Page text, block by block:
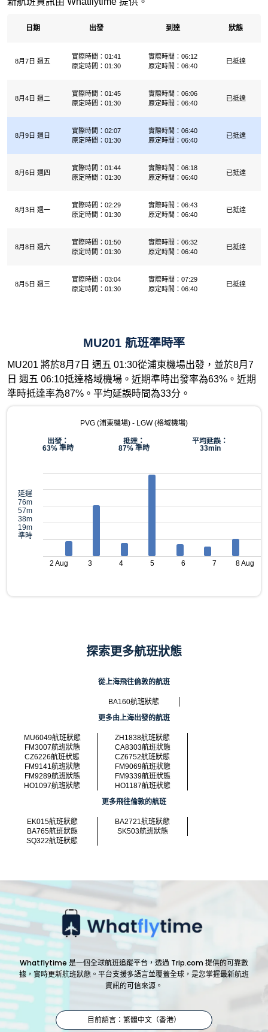
日期 出發 到達 狀態
8月7日 週五
實際時間：01:41
原定時間：01:30
實際時間：06:12
原定時間：06:40
已抵達
8月4日 週二
實際時間：01:45
原定時間：01:30
實際時間：06:06
原定時間：06:40
已抵達
8月9日 週日
實際時間：02:07
原定時間：01:30
實際時間：06:40
原定時間：06:40
已抵達
8月6日 週四
實際時間：01:44
原定時間：01:30
實際時間：06:18
原定時間：06:40
已抵達
8月3日 週一
實際時間：02:29
原定時間：01:30
實際時間：06:43
原定時間：06:40
已抵達
8月8日 週六
實際時間：01:50
原定時間：01:30
實際時間：06:32
原定時間：06:40
已抵達
8月5日 週三
實際時間：03:04
原定時間：01:30
實際時間：07:29
原定時間：06:40
已抵達
MU201 航班準時率
MU201 將於8月7日 週五 01:30從浦東機場出發，並於8月7
日 週五 06:10抵達格域機場。近期準時出發率為63%。近期
準時抵達率為87%。平均延誤時間為33分。
PVG (浦東機場) - LGW (格域機場)
出發：
63% 準時
抵達：
87% 準時
平均延誤：
33min
延遲
76m
57m
38m
19m
準時
2 Aug 3 4 5 6 7 8 Aug
探索更多航班狀態
從上海飛往倫敦的航班
BA160航班狀態
更多由上海出發的航班
MU6049航班狀態
ZH1838航班狀態
FM3007航班狀態
CA8303航班狀態
CZ6226航班狀態
CZ6752航班狀態
FM9141航班狀態
FM9069航班狀態
FM9289航班狀態
FM9339航班狀態
HO1097航班狀態
HO1187航班狀態
更多飛往倫敦的航班
EK015航班狀態
BA2721航班狀態
BA765航班狀態
SK503航班狀態
SQ322航班狀態
Whatflytime 是一個全球航班追蹤平台，透過 Trip.com 提供的可靠數
據，實時更新航班狀態。平台支援多語言並覆蓋全球，是您掌握最新航班
資訊的可信來源。
目前語言：繁體中文（香港）